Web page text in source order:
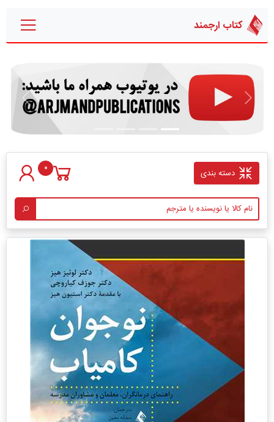
کتاب ارجمند
قبلی بعدی
دسته بندی 0